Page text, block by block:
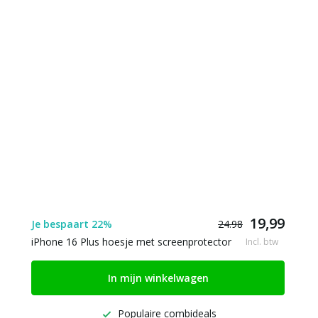
Je bespaart 22% 24.98 19,99
iPhone 16 Plus hoesje met screenprotector Incl. btw
In mijn winkelwagen
Populaire combideals